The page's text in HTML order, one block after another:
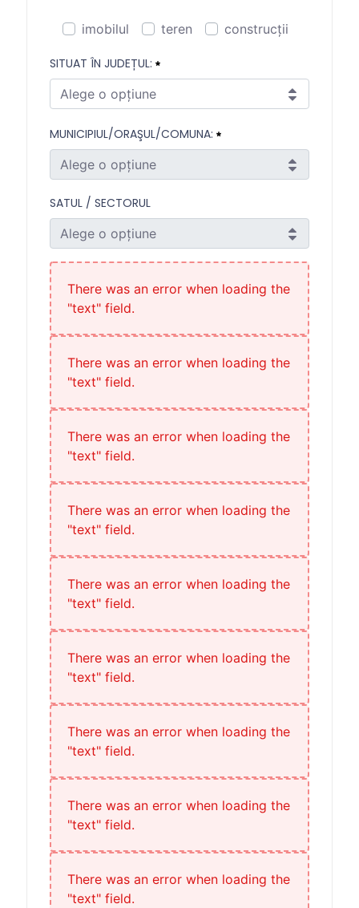
imobilul teren
construcții
Necesitat
SITUAT ÎN JUDEȚUL:
Alege o opțiune
Necesitat
MUNICIPIUL/ORAŞUL/COMUNA:
Alege o opțiune
Necesitat
SATUL / SECTORUL
Alege o opțiune
Satul / Sectorul
There was an error when loading the
"text" field.
There was an error when loading the
"text" field.
There was an error when loading the
"text" field.
There was an error when loading the
"text" field.
There was an error when loading the
"text" field.
There was an error when loading the
"text" field.
There was an error when loading the
"text" field.
There was an error when loading the
"text" field.
There was an error when loading the
"text" field.